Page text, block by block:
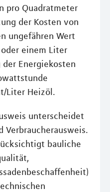
pro Quadratmeter
der Kosten von
ungefähren Wert
einem Liter
Energiekosten
Liter Heizöl.
unterscheidet
Verbraucherausweis.
bauliche